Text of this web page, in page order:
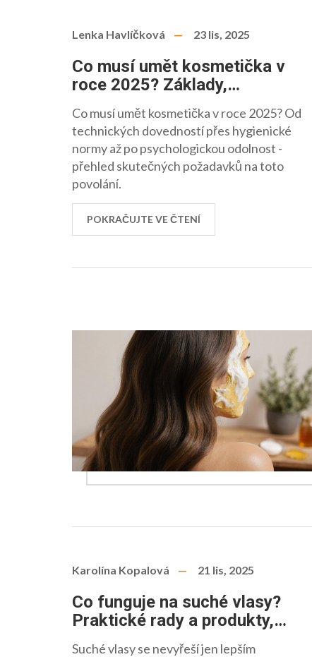
Lenka Havlíčková 23 lis, 2025
Co musí umět kosmetička v
roce 2025? Základy,
dovednosti a povinnosti
Co musí umět kosmetička v roce 2025? Od
technických dovedností přes hygienické
normy až po psychologickou odolnost -
přehled skutečných požadavků na toto
povolání.
POKRAČUJTE VE ČTENÍ
Karolína Kopalová 21 lis, 2025
Co funguje na suché vlasy?
Praktické rady a produkty,
které skutečně pomáhají
Suché vlasy se nevyřeší jen lepším